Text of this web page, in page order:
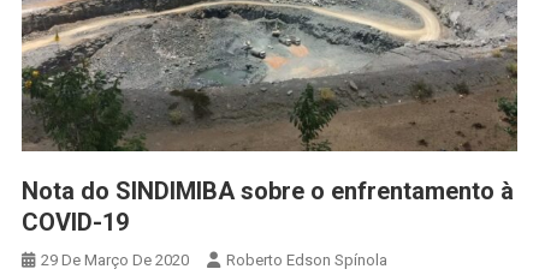
Nota do SINDIMIBA sobre o enfrentamento à
COVID-19
29 De Março De 2020 Roberto Edson Spínola